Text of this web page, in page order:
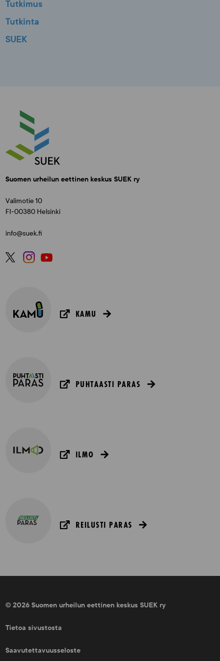
Tutkimus
Tutkinta
SUEK
Suomen urheilun eettinen keskus SUEK ry
Valimotie 10
FI-00380 Helsinki
info@suek.fi
KAMU
PUHTAASTI PARAS
ILMO
REILUSTI PARAS
© 2026 Suomen urheilun eettinen keskus SUEK ry
Tietoa sivustosta
Saavutettavuusseloste